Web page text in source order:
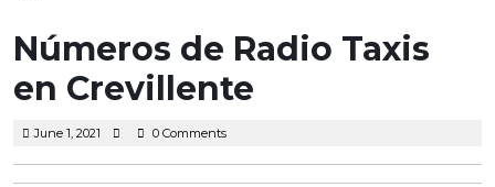
Menu
Números de Radio Taxis
en Crevillente
June 1, 2021 June
2021
0 Comments